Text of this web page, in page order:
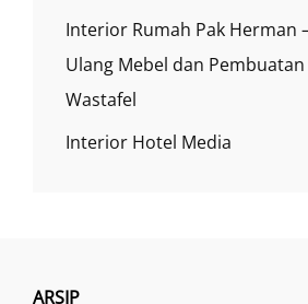
Interior Rumah Pak Herman
Ulang Mebel dan
Wastafel
Interior Hotel Media
ARSIP